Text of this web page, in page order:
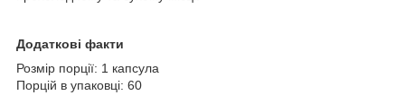
Додаткові факти
Розмір порції: 1 капсула
Порцій в упаковці: 60